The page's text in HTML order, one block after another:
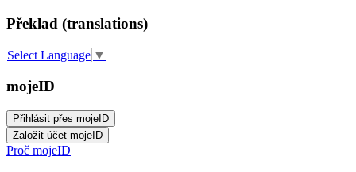
Překlad (translations)
Select Language ▼
mojeID
Proč mojeID